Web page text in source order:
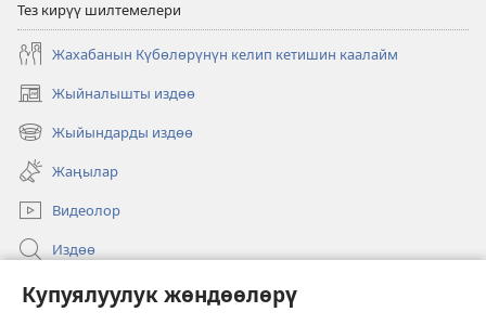
Купуялуулук жөндөөлөрү
Тез кирүү шилтемелери
Жахабанын Күбөлөрүнүн келип кетишин каалайм
Жыйналышты издөө
(жаңы
терезе
ачат)
Жыйындарды издөө
(жаңы
терезе
ачат)
Жаңылар
Видеолор
Издөө
Бийлик өкүлдөрү үчүн маалымат